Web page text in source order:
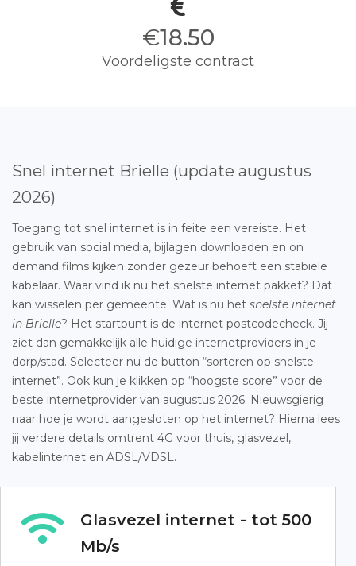
€18.50
Voordeligste contract
Snel internet Brielle (update augustus
2026)
Toegang tot snel internet is in feite een vereiste. Het
gebruik van social media, bijlagen downloaden en on
demand films kijken zonder gezeur behoeft een stabiele
kabelaar. Waar vind ik nu het snelste internet pakket? Dat
kan wisselen per gemeente. Wat is nu het snelste internet
in Brielle? Het startpunt is de internet postcodecheck. Jij
ziet dan gemakkelijk alle huidige internetproviders in je
dorp/stad. Selecteer nu de button “sorteren op snelste
internet”. Ook kun je klikken op “hoogste score” voor de
beste internetprovider van augustus 2026. Nieuwsgierig
naar hoe je wordt aangesloten op het internet? Hierna lees
jij verdere details omtrent 4G voor thuis, glasvezel,
kabelinternet en ADSL/VDSL.
Glasvezel internet - tot 500
Mb/s